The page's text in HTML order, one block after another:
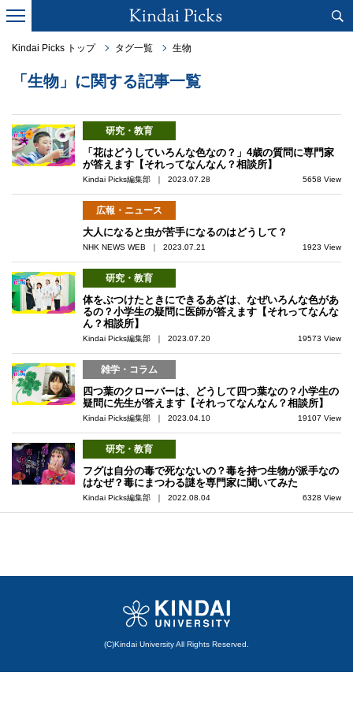
Kindai Picks トップ タグ一覧 生物
「生物」に関する記事一覧
研究・教育
「花はどうしていろんな色なの？」4歳の質問に専門家
が答えます【それってなんなん？相談所】
Kindai Picks編集部 ｜ 2023.07.28 5658 View
広報・ニュース
大人になると虫が苦手になるのはどうして？
NHK NEWS WEB ｜ 2023.07.21 1923 View
研究・教育
体をぶつけたときにできるあざは、なぜいろんな色があ
るの？小学生の疑問に医師が答えます【それってなんな
ん？相談所】
Kindai Picks編集部 ｜ 2023.07.20 19573 View
雑学・コラム
四つ葉のクローバーは、どうして四つ葉なの？小学生の
疑問に先生が答えます【それってなんなん？相談所】
Kindai Picks編集部 ｜ 2023.04.10 19107 View
研究・教育
フグは自分の毒で死なないの？毒を持つ生物が派手なの
はなぜ？毒にまつわる謎を専門家に聞いてみた
Kindai Picks編集部 ｜ 2022.08.04 6328 View
(C)Kindai University All Rights Reserved.